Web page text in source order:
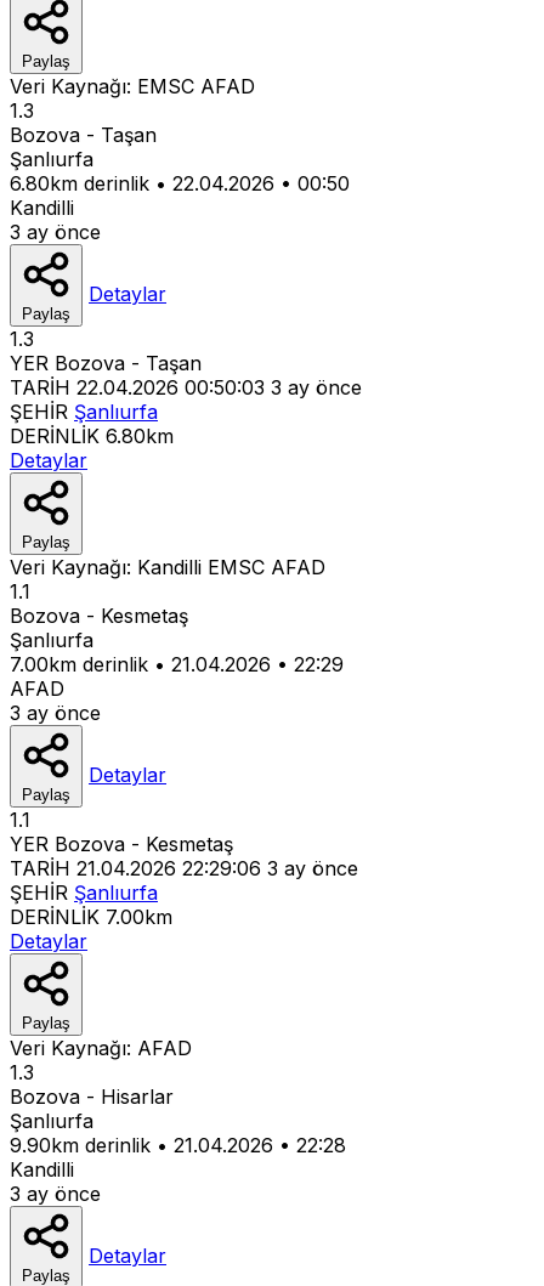
Paylaş
Veri Kaynağı: EMSC AFAD
1.3
Bozova - Taşan
Şanlıurfa
6.80km derinlik • 22.04.2026 • 00:50
Kandilli
3 ay önce
Paylaş
Detaylar
1.3
YER Bozova - Taşan
TARİH 22.04.2026 00:50:03 3 ay önce
ŞEHİR Şanlıurfa
DERİNLİK 6.80km
Detaylar
Paylaş
Veri Kaynağı: Kandilli EMSC AFAD
1.1
Bozova - Kesmetaş
Şanlıurfa
7.00km derinlik • 21.04.2026 • 22:29
AFAD
3 ay önce
Paylaş
Detaylar
1.1
YER Bozova - Kesmetaş
TARİH 21.04.2026 22:29:06 3 ay önce
ŞEHİR Şanlıurfa
DERİNLİK 7.00km
Detaylar
Paylaş
Veri Kaynağı: AFAD
1.3
Bozova - Hisarlar
Şanlıurfa
9.90km derinlik • 21.04.2026 • 22:28
Kandilli
3 ay önce
Paylaş
Detaylar